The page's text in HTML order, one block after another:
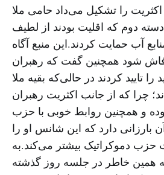
را تشکیل می‌داد حامی ملا
دسته دوم که اقلیت بودند از لطیف
آب حمایت کردند.این منبع آگاه
شود همچنین گفت که رهبران
را تایید کردند در حالی‌که بقیه ملا
چرا که از جانب اکثریت رهبران
و همچنین روابط خوبی با حزب
بارزانی دارد که این شانس او را
دموکراتیک بیشتر می‌کند.به
به همین خاطر در جلسه روز گذشته